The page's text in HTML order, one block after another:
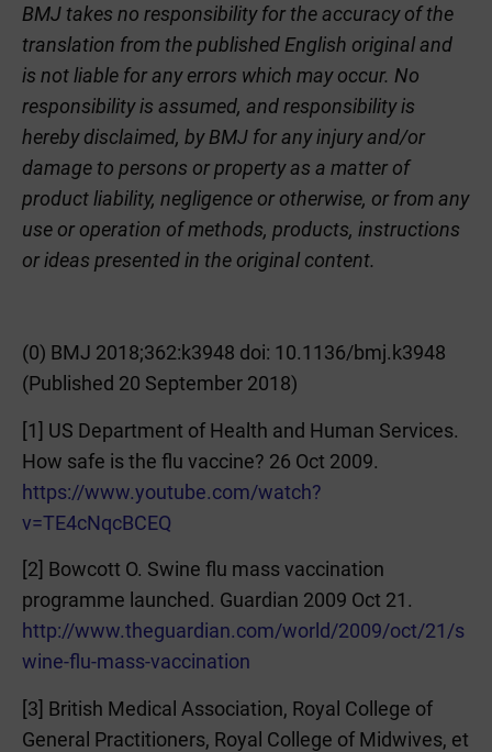
BMJ takes no responsibility for the accuracy of the
translation from the published English original and
is not liable for any errors which may occur. No
responsibility is assumed, and responsibility is
hereby disclaimed, by BMJ for any injury and/or
damage to persons or property as a matter of
product liability, negligence or otherwise, or from any
use or operation of methods, products, instructions
or ideas presented in the original content.
(0) BMJ 2018;362:k3948 doi: 10.1136/bmj.k3948
(Published 20 September 2018)
[1] US Department of Health and Human Services.
How safe is the flu vaccine? 26 Oct 2009.
https://www.youtube.com/watch?
v=TE4cNqcBCEQ
[2] Bowcott O. Swine flu mass vaccination
programme launched. Guardian 2009 Oct 21.
http://www.theguardian.com/world/2009/oct/21/s
wine-flu-mass-vaccination
[3] British Medical Association, Royal College of
General Practitioners, Royal College of Midwives, et